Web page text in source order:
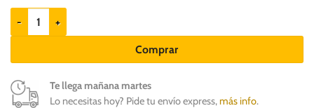
Paracataratas 10ml - Perros y Gatos cantidad
Comprar
Te llega mañana martes
Lo necesitas hoy? Pide tu envío express,más info.